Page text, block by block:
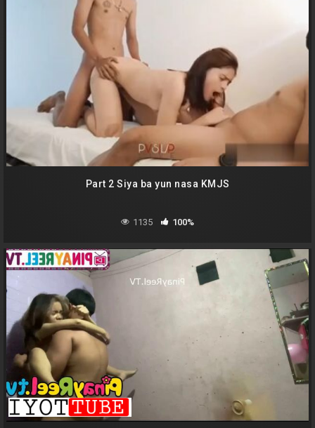
Part 2 Siya ba yun nasa KMJS
1135 100%